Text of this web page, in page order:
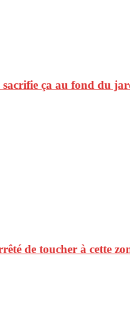
sacrifie ça au fond du
de toucher à cette